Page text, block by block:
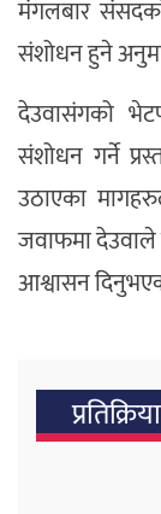
मंगलबार
संशोधन हुने
देउवासंगको
संशोधन गर्ने
उठाएका
जवाफमा देउवाले
आश्वासन